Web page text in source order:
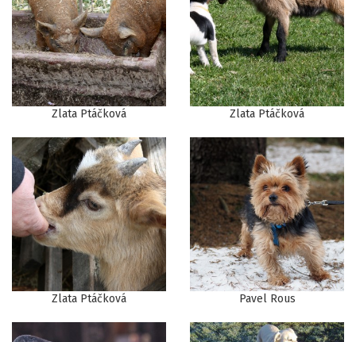
Zlata Ptáčková Zlata Ptáčková
Zlata Ptáčková Pavel Rous